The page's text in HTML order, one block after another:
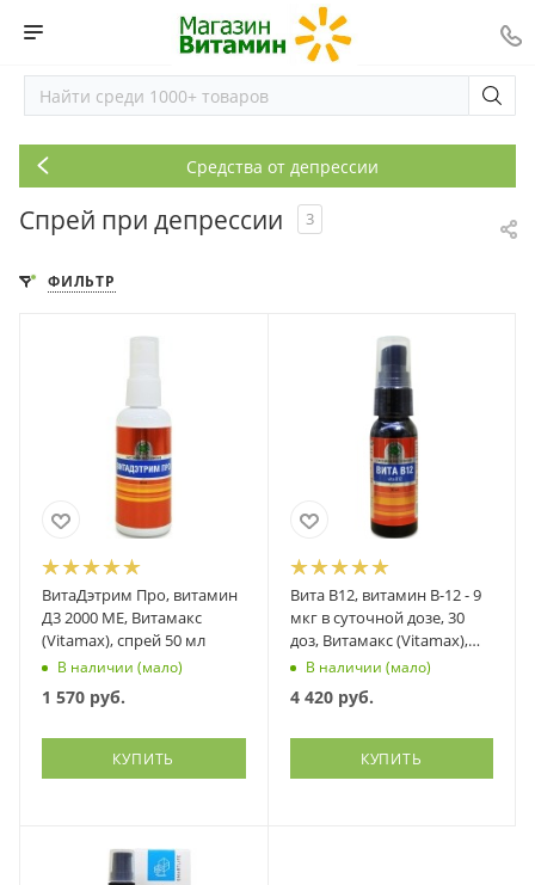
Средства от депрессии
Спрей при депрессии 3
ФИЛЬТР
ВитаДэтрим Про, витамин
Д3 2000 МЕ, Витамакс
(Vitamax), спрей 50 мл
В наличии (мало)
1 570 руб.
КУПИТЬ
Вита В12, витамин В-12 - 9
мкг в суточной дозе, 30
доз, Витамакс (Vitamax),
спрей 30 мл
В наличии (мало)
4 420руб.
КУПИТЬ